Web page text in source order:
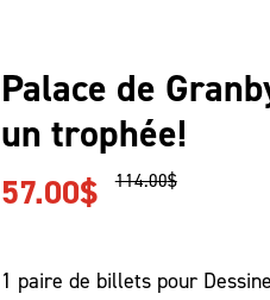
Palace de
un trophée!
114.00$
Le
était :
57.00$
Le
est :
1 paire de billets pour